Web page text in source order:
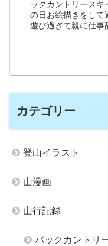
ックカントリース
の日お絵描きをして
遊び過ぎて親に仕事
カテゴリー
登山イラスト
山漫画
山行記録
バックカントリ